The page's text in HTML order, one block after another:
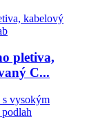
pletiva,
C...